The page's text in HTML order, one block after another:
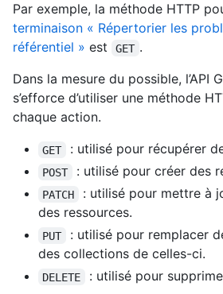
Par exemple, la méthode HTTP
terminaison « Répertorier les
référentiel » est GET .
Dans la mesure du possible, l’API
s’efforce d’utiliser une méthode
chaque action.
GET : utilisé pour récupérer
POST : utilisé pour créer des
PATCH
: utilisé pour mettre à
des ressources.
PUT
: utilisé pour remplacer
des collections de celles-ci.
DELETE : utilisé pour